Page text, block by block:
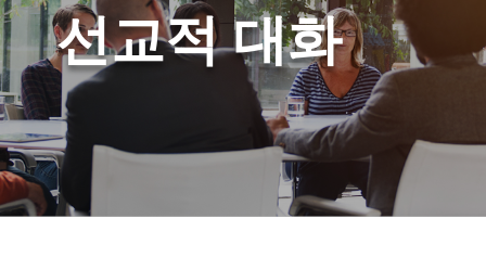
선교적 대화